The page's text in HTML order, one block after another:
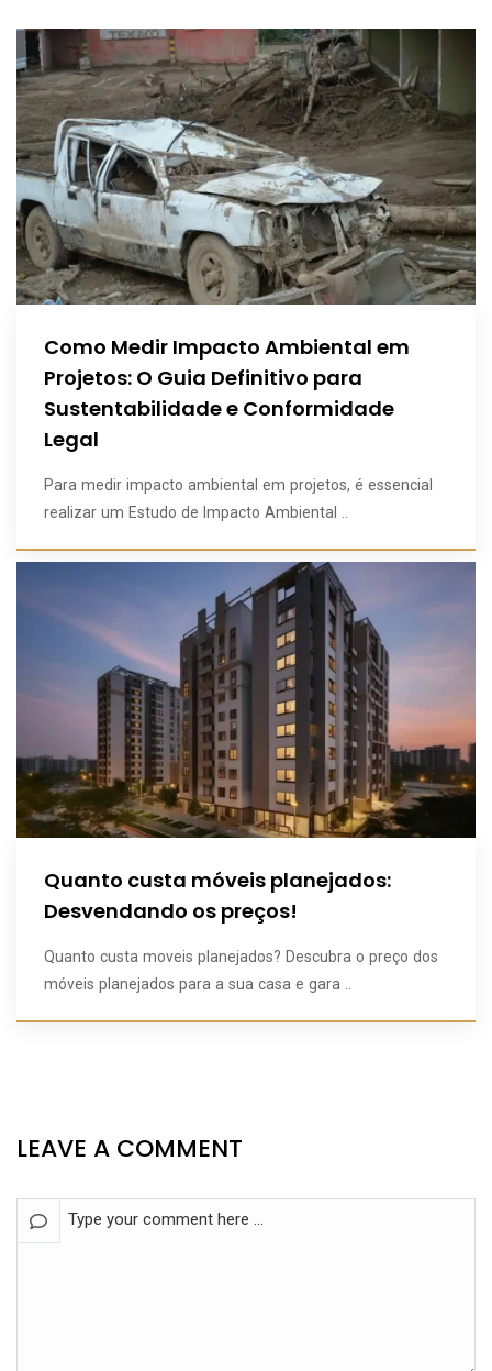
Como Medir Impacto Ambiental em
Projetos: O Guia Definitivo para
Sustentabilidade e Conformidade
Legal
Para medir impacto ambiental em projetos, é essencial
realizar um Estudo de Impacto Ambiental ..
Quanto custa móveis planejados:
Desvendando os preços!
Quanto custa moveis planejados? Descubra o preço dos
móveis planejados para a sua casa e gara ..
LEAVE A COMMENT